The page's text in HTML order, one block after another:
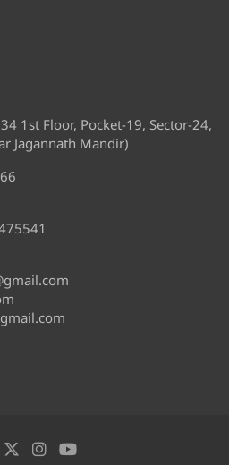
1st Floor, Pocket-19, Sector-24,
Jagannath Mandir)